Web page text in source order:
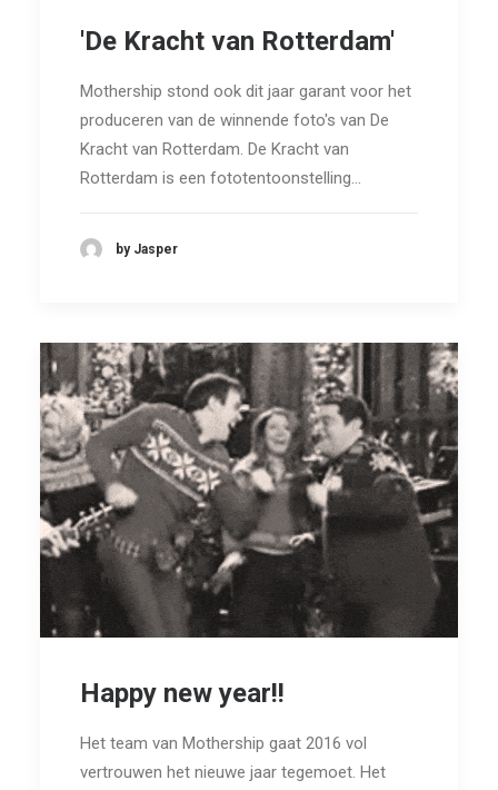
'De Kracht van Rotterdam'
Mothership stond ook dit jaar garant voor het
produceren van de winnende foto's van De
Kracht van Rotterdam. De Kracht van
Rotterdam is een fototentoonstelling…
by Jasper
Happy new year!!
Het team van Mothership gaat 2016 vol
vertrouwen het nieuwe jaar tegemoet. Het